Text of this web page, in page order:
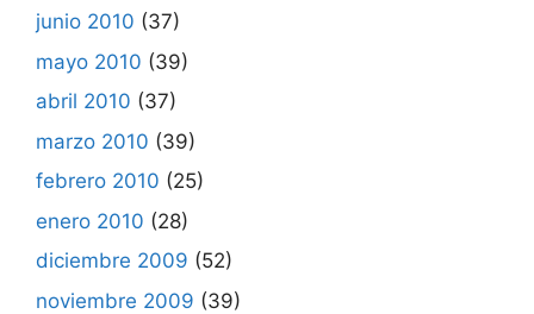
junio 2010 (37)
mayo 2010 (39)
abril 2010 (37)
marzo 2010 (39)
febrero 2010 (25)
enero 2010 (28)
diciembre 2009 (52)
noviembre 2009 (39)